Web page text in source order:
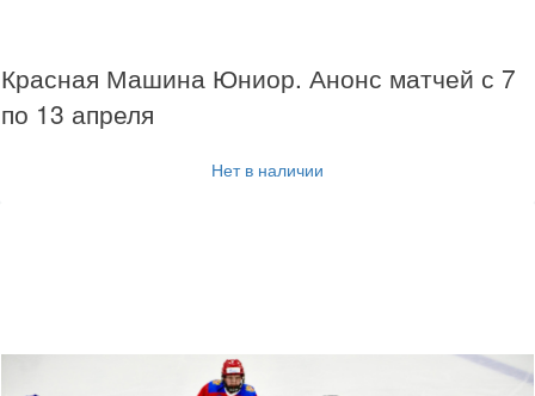
Красная Машина Юниор. Анонс матчей с 7
по 13 апреля
Нет в наличии